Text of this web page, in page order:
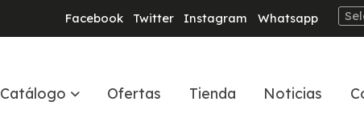
Facebook Twitter Instagram Whatsapp
Catálogo Ofertas Tienda Noticias